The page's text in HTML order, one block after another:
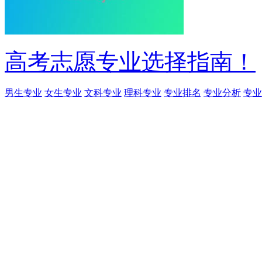
高考志愿专业选择指南！
男生专业 女生专业 文科专业 理科专业 专业排名 专业分析 专